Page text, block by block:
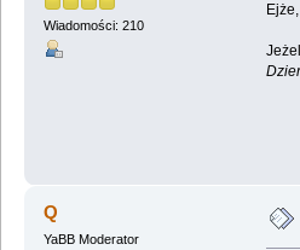
Wiadomości: 210
Q
YaBB Moderator